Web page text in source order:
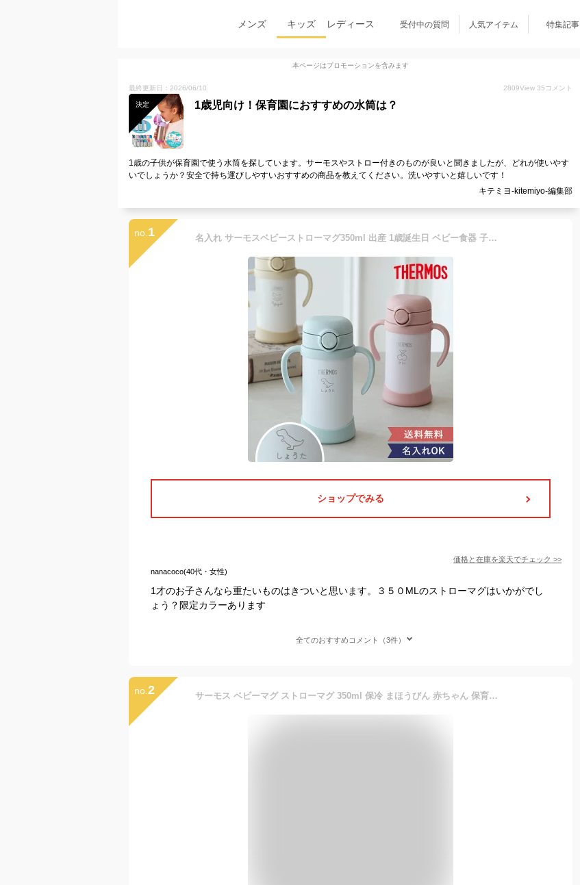
メンズ キッズ レディース 受付中の質問 人気アイテム 特集記事
本ページはプロモーションを含みます
最終更新日：2026/06/10 2809View 35 コメント
決定 1歳児向け！保育園におすすめの水筒は？
1歳の子供が保育園で使う水筒を探しています。サーモスやストロー付きのものが良いと聞きましたが、どれが使いやす
いでしょうか？安全で持ち運びしやすいおすすめの商品を教えてください。洗いやすいと嬉しいです！
キテミヨ-kitemiyo-編集部
no. 1 名入れ サーモスベビーストローマグ350ml 出産 1歳誕生日 ベビー食器 子供 出産祝い 0歳 6ヵ月 1歳 赤ちゃん ベビー ストローマグ ベビーマグ 出産祝い 名入れ 水筒 サーモス thermos ベビーストローマグ 子供 350ml アースカラー 限定色 限定カラー ベビーマグ
ショップでみる
価格と在庫を楽天でチェック >>
nanacoco(40代・女性)
1才のお子さんなら重たいものはきついと思います。３５０MLのストローマグはいかがでし
ょう？限定カラーあります
全てのおすすめコメント（3件）
no. 2 サーモス ベビーマグ ストローマグ 350ml 保冷 まほうびん 赤ちゃん 保育園 子供 シンプル 9か月から 1歳 2歳 ワンタッチ ハンドル付き ベビー 水筒 ミント ピンク ベージュ FJT-350